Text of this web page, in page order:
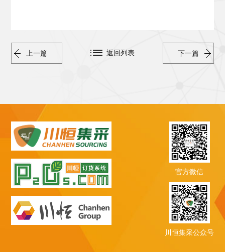
上一篇 下一篇
返回列表
官方微信
川恒集采公众号